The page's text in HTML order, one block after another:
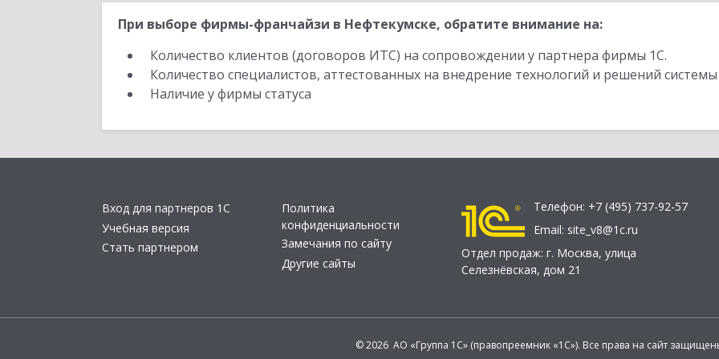
При выборе фирмы-франчайзи в Нефтекумске, обратите внимание на:
Количество клиентов (договоров ИТС) на сопровождении у партнера фирмы 1С.
Количество специалистов, аттестованных на внедрение технологий и решений
Наличие у фирмы статуса
Вход для партнеров 1С
Учебная версия
Стать партнером
Политика
конфиденциальности
Замечания по сайту
Другие сайты
Телефон: +7 (495) 737-92-57
Email: site_v8@1c.ru
Отдел продаж: г. Москва, улица
Селезнёвская, дом 21
© 2026 АО «Группа 1С» (правопреемник «1С»). Все права на сайт